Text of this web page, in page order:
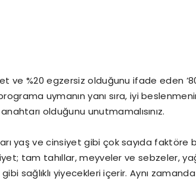
ve %20 egzersiz olduğunu ifade eden
uymanın yanı sıra, iyi
olduğunu unutmamalısınız.
yaş ve cinsiyet gibi çok sayıda faktöre
tam tahıllar, meyveler ve sebzeler,
sağlıklı yiyecekleri içerir. Aynı zamanda